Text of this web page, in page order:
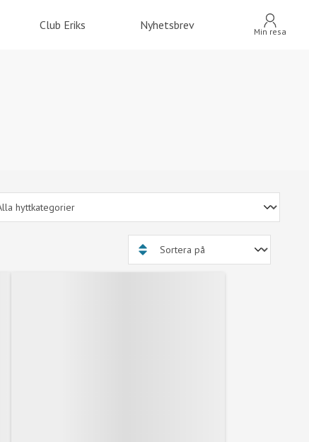
Club Eriks Nyhetsbrev Min resa